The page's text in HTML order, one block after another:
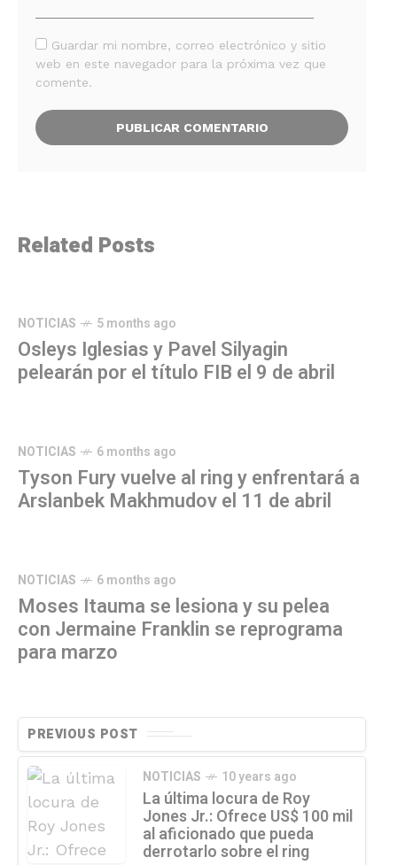
Guardar mi nombre, correo electrónico y sitio
web en este navegador para la próxima vez que
comente.
Related Posts
NOTICIAS 5 months ago
Osleys Iglesias y Pavel Silyagin
pelearán por el título FIB el 9 de abril
NOTICIAS 6 months ago
Tyson Fury vuelve al ring y enfrentará a
Arslanbek Makhmudov el 11 de abril
NOTICIAS 6 months ago
Moses Itauma se lesiona y su pelea
con Jermaine Franklin se reprograma
para marzo
PREVIOUS POST
NOTICIAS 10 years ago
La última locura de Roy
Jones Jr.: Ofrece US$ 100 mil
al aficionado que pueda
derrotarlo sobre el ring